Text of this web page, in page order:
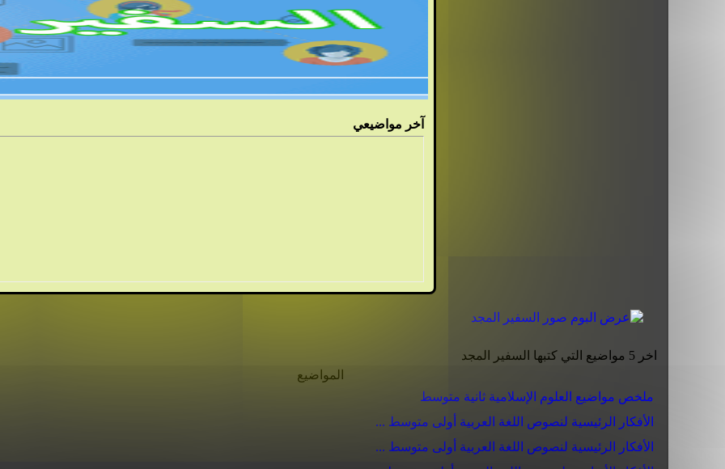
آخر مواضيعي
اخر 5 مواضيع التي كتبها السفير المجد
المواضيع
ملخص مواضيع العلوم الإسلامية ثانية متوسط
الأفكار الرئيسية لنصوص اللغة العربية أولى متوسط ...
الأفكار الرئيسية لنصوص اللغة العربية أولى متوسط ...